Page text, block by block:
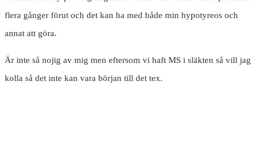
flera gånger förut och det kan ha med både min hypotyreos och
annat att göra.
Är inte så nojig av mig men eftersom vi haft MS i släkten så vill jag
kolla så det inte kan vara början till det tex.